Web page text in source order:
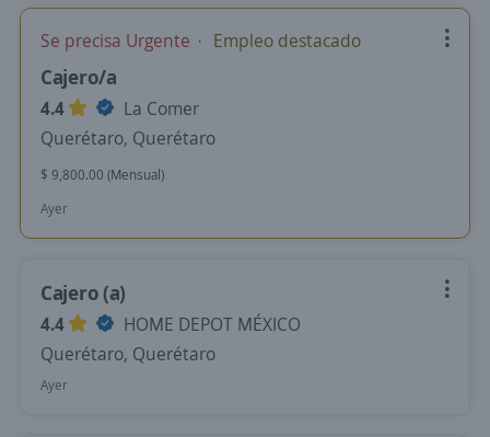
Se precisa Urgente Empleo destacado
Cajero/a
4.4
La Comer
Querétaro, Querétaro
$ 9,800.00 (Mensual)
Ayer
Cajero (a)
4.4
HOME DEPOT MÉXICO
Querétaro, Querétaro
Ayer